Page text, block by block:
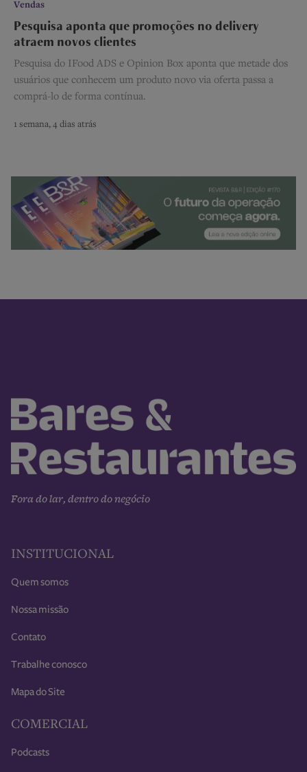
Vendas
Pesquisa aponta que promoções no delivery
atraem novos clientes
Pesquisa do IFood ADS e Opinion Box aponta que metade dos
usuários que conhecem um produto novo via oferta passa a
comprá-lo de forma contínua.
1 semana, 4 dias atrás
Fora do lar, dentro do negócio
INSTITUCIONAL
Quem somos
Nossa missão
Contato
Trabalhe conosco
Mapa do Site
COMERCIAL
Podcasts